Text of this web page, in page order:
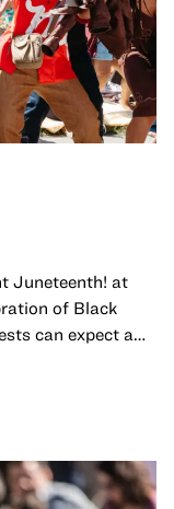
Juneteenth! at
of Black
can expect a
offerings
of Black culture.